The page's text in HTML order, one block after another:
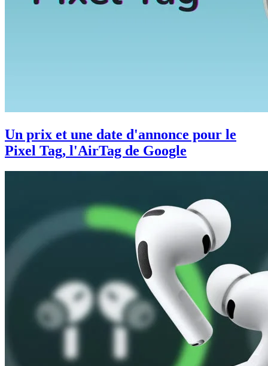
Un prix et une date d'annonce pour le
Pixel Tag, l'AirTag de Google